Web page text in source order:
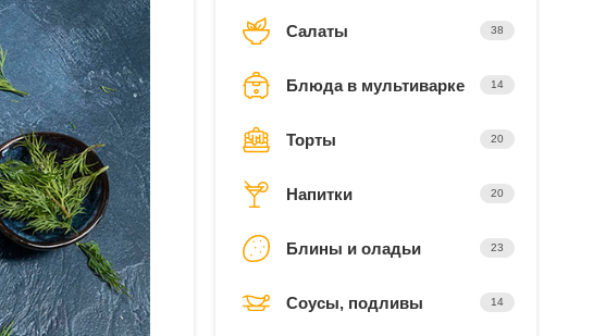
Салаты 38
Блюда в мультиварке 14
Торты 20
Напитки 20
Блины и оладьи 23
Соусы, подливы 14